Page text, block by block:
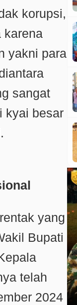
korupsi,
karena
yakni para
sangat
kyai besar
yang
Bupati
telah
2024